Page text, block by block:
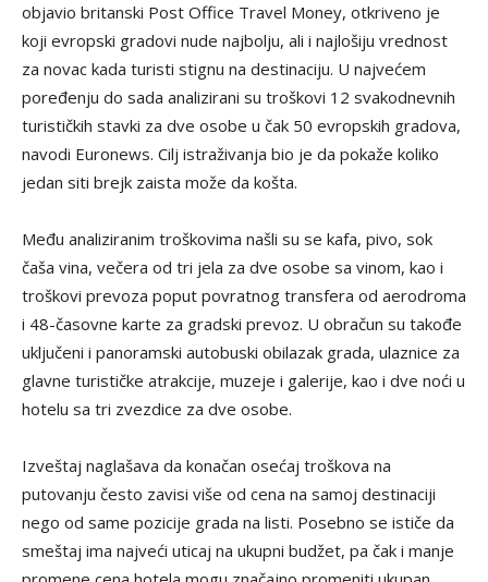
objavio britanski Post Office Travel Money, otkriveno je
koji evropski gradovi nude najbolju, ali i najlošiju vrednost
za novac kada turisti stignu na destinaciju. U najvećem
poređenju do sada analizirani su troškovi 12 svakodnevnih
turističkih stavki za dve osobe u čak 50 evropskih gradova,
navodi Euronews. Cilj istraživanja bio je da pokaže koliko
jedan siti brejk zaista može da košta.
Među analiziranim troškovima našli su se kafa, pivo, sok
čaša vina, večera od tri jela za dve osobe sa vinom, kao i
troškovi prevoza poput povratnog transfera od aerodroma
i 48-časovne karte za gradski prevoz. U obračun su takođe
uključeni i panoramski autobuski obilazak grada, ulaznice za
glavne turističke atrakcije, muzeje i galerije, kao i dve noći u
hotelu sa tri zvezdice za dve osobe.
Izveštaj naglašava da konačan osećaj troškova na
putovanju često zavisi više od cena na samoj destinaciji
nego od same pozicije grada na listi. Posebno se ističe da
smeštaj ima najveći uticaj na ukupni budžet, pa čak i manje